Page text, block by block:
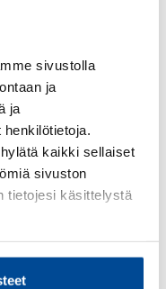
sivustolla
ja
ja
kaikki sellaiset
sivuston
tietojesi käsittelystä
-